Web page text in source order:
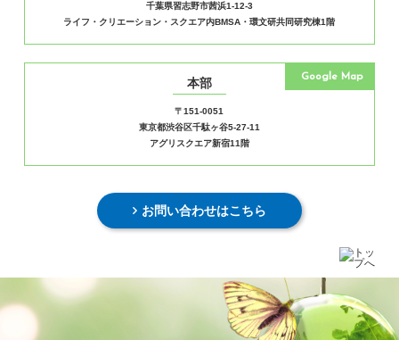
千葉県習志野市茜浜1-12-3
ライフ・クリエーション・スクエア内BMSA・環文研共同研究棟1階
本部
〒151-0051
東京都渋谷区千駄ヶ谷5-27-11
アグリスクエア新宿11階
Google Map
お問い合わせはこちら